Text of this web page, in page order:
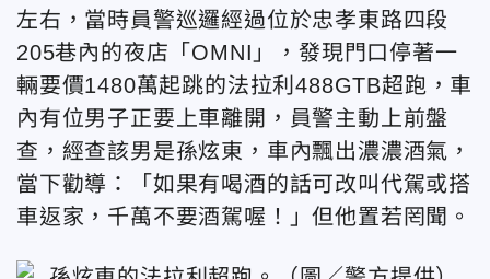
左右，當時員警巡邏經過位於忠孝東路四段
205巷內的夜店「OMNI」，發現門口停著一
輛要價1480萬起跳的法拉利488GTB超跑，車
內有位男子正要上車離開，員警主動上前盤
查，經查該男是孫炫東，車內飄出濃濃酒氣，
當下勸導：「如果有喝酒的話可改叫代駕或搭
車返家，千萬不要酒駕喔！」但他置若罔聞。